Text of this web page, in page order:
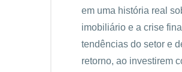
em uma história real
imobiliário e a crise
tendências do setor e
retorno, ao investirem